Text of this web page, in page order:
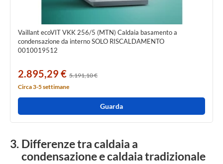
Vaillant ecoVIT VKK 256/5 (MTN) Caldaia basamento a
condensazione da interno SOLO RISCALDAMENTO
0010019512
2.895,29 € 5.191,10 €
Circa 3-5 settimane
Guarda
Differenze tra caldaia a
condensazione e caldaia tradizionale